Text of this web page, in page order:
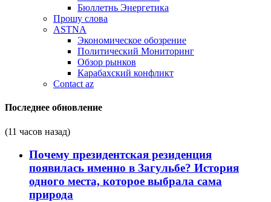
Бюллетнь Энергетика
Прошу слова
ASTNA
Экономическое обозрение
Политический Мониторинг
Обзор рынков
Карабахский конфликт
Contact az
Последнее обновление
(11 часов назад)
Почему президентская резиденция
появилась именно в Загульбе? История
одного места, которое выбрала сама
природа